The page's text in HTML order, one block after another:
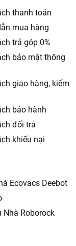
thanh toán
mua hàng
trả góp 0%
bảo mật thông
giao hàng, kiểm
bảo hành
đổi trả
khiếu nại
Ecovacs Deebot
Nhà Roborock